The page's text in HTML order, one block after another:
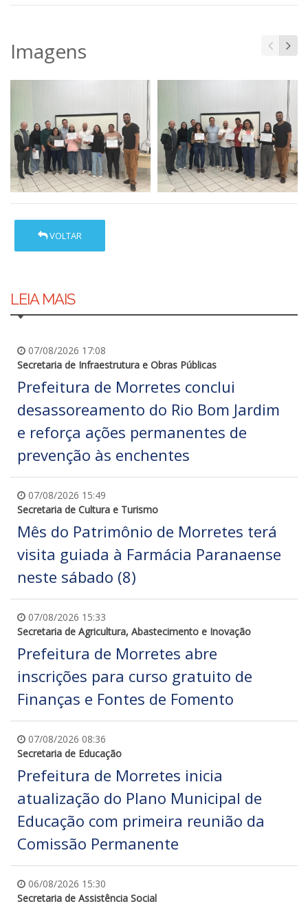
Imagens
VOLTAR
LEIA MAIS
07/08/2026 17:08
Secretaria de Infraestrutura e Obras Públicas
Prefeitura de Morretes conclui
desassoreamento do Rio Bom Jardim
e reforça ações permanentes de
prevenção às enchentes
07/08/2026 15:49
Secretaria de Cultura e Turismo
Mês do Patrimônio de Morretes terá
visita guiada à Farmácia Paranaense
neste sábado (8)
07/08/2026 15:33
Secretaria de Agricultura, Abastecimento e Inovação
Prefeitura de Morretes abre
inscrições para curso gratuito de
Finanças e Fontes de Fomento
07/08/2026 08:36
Secretaria de Educação
Prefeitura de Morretes inicia
atualização do Plano Municipal de
Educação com primeira reunião da
Comissão Permanente
06/08/2026 15:30
Secretaria de Assistência Social